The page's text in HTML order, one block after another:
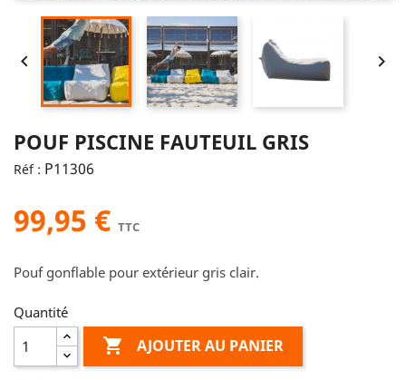
 
POUF PISCINE FAUTEUIL GRIS
Réf : P11306
99,95 € TTC
Pouf gonflable pour extérieur gris clair.
Quantité
 AJOUTER AU PANIER